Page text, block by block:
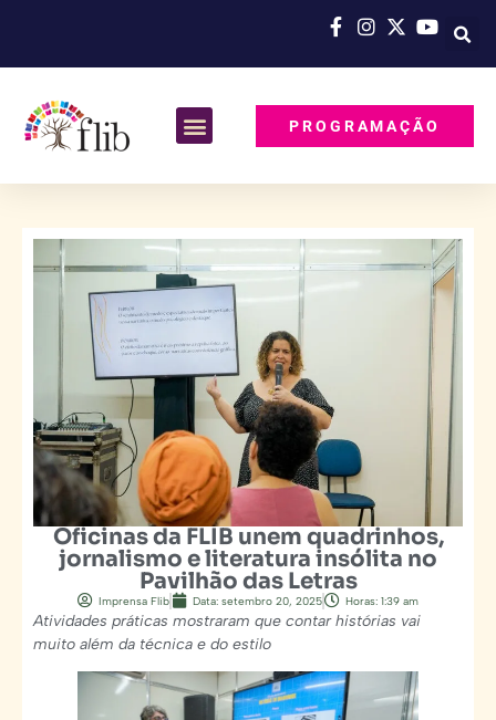
PROGRAMAÇÃO
Oficinas da FLIB unem quadrinhos,
jornalismo e literatura insólita no
Pavilhão das Letras
Imprensa Flib Data: setembro 20, 2025 Horas: 1:39 am
Atividades práticas mostraram que contar histórias vai
muito além da técnica e do estilo